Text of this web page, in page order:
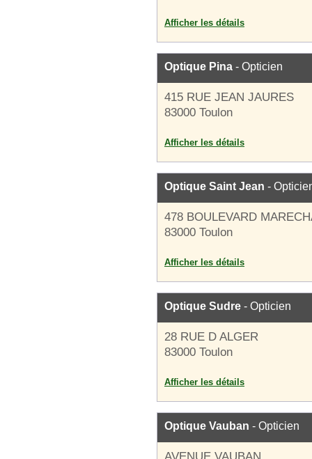
Afficher les détails
Optique Pina - Opticien
415 RUE JEAN JAURES
83000 Toulon
Afficher les détails
Optique Saint Jean -
478 BOULEVARD
83000 Toulon
Afficher les détails
Optique Sudre - Opticien
28 RUE D ALGER
83000 Toulon
Afficher les détails
Optique Vauban - Opticien